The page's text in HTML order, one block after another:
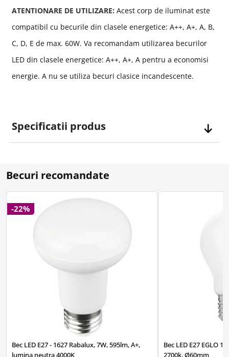
ATENTIONARE DE UTILIZARE: Acest corp de iluminat este
compatibil cu becurile din clasele energetice: A++, A+, A, B,
C, D, E de max. 60W. Va recomandam utilizarea becurilor
LED din clasele energetice: A++, A+, A pentru a economisi
energie. A nu se utiliza becuri clasice incandescente.
Specificatii produs
Becuri recomandate
-22%
Bec LED E27 - 1627 Rabalux, 7W, 595lm, A+,
lumina neutra 4000K
Bec LED E27 EGLO
2700k, Ø60mm